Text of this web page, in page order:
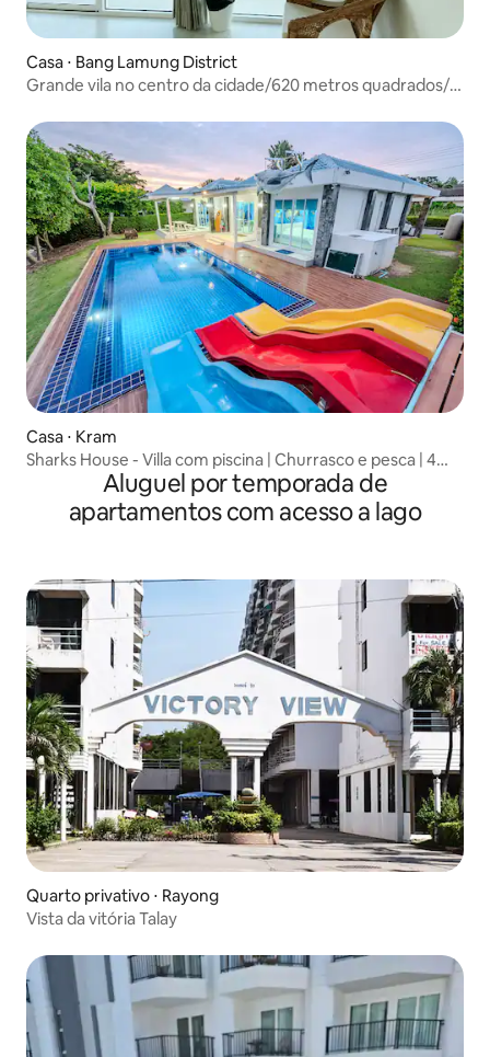
Casa ⋅ Bang Lamung District
Grande vila no centro da cidade/620 metros quadrados/8
reunião anual, equipado com máquina de jogos de
Mahjong, pode adicionar colchões e roupas de cama
gratuitamente
Casa ⋅ Kram
Sharks House - Villa com piscina | Churrasco e pesca | 4
Aluguel por temporada de
apartamentos com acesso a lago
Quarto privativo ⋅ Rayong
Vista da vitória Talay